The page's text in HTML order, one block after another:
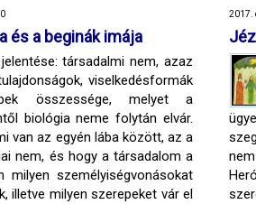
és a beginák imája
társadalmi nem, azaz
viselkedésformák
összessége, melyet a
biológia neme folytán elvár.
van az egyén lába között, az a
nem, és hogy a társadalom a
milyen személyiségvonásokat
illetve milyen szerepeket vár el
2017.